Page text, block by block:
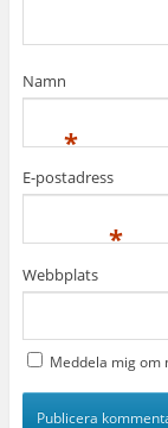
Namn
*
E-postadress
*
Webbplats
Meddela mig om